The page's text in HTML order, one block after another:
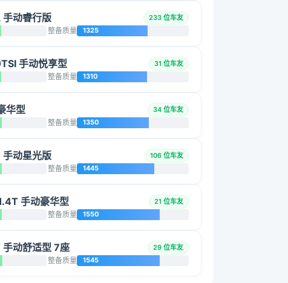
动睿行版 233 位车友
整备质量 1325
手动悦享型 31 位车友
整备质量 1310
华型 34 位车友
整备质量 1350
动星光版 106 位车友
整备质量 1445
手动豪华型 21 位车友
整备质量 1550
动舒适型 7座 29 位车友
整备质量 1545